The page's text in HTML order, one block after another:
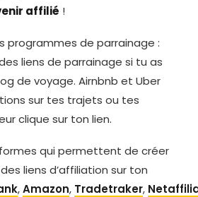
affilié !
programmes de parrainage :
liens de parrainage si tu as
de voyage. Airnbnb et Uber
sur tes trajets ou tes
clique sur ton lien.
qui permettent de créer
liens d’affiliation sur ton
,Amazon, Tradetraker,